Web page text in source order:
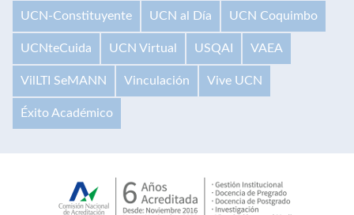
UCN-Constituyente UCN al Día UCN Coquimbo
UCNteCuida UCN Virtual USQAI VAEA
VilLTI SeMANN Vinculación Vive UCN
Éxito Académico